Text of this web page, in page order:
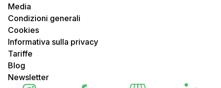
Media
Condizioni generali
Cookies
Informativa sulla privacy
Tariffe
Blog
Newsletter